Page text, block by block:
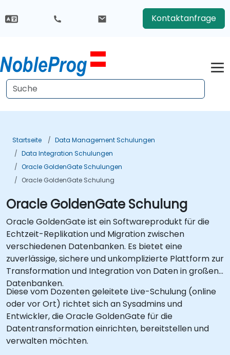
Kontaktanfrage
Startseite
Data Management Schulungen
Data Integration Schulungen
Oracle GoldenGate Schulungen
Oracle GoldenGate Schulung
Oracle GoldenGate Schulung
Oracle GoldenGate ist ein Softwareprodukt für die
Echtzeit-Replikation und Migration zwischen
verschiedenen Datenbanken. Es bietet eine
zuverlässige, sichere und unkomplizierte Plattform zur
Transformation und Integration von Daten in großen
Datenbanken.
Diese vom Dozenten geleitete Live-Schulung (online
oder vor Ort) richtet sich an Sysadmins und
Entwickler, die Oracle GoldenGate für die
Datentransformation einrichten, bereitstellen und
verwalten möchten.